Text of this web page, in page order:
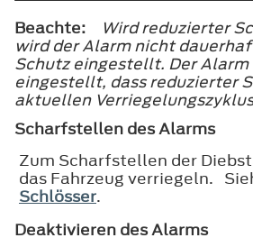
Beachte:
Wird reduzierter
wird der Alarm nicht
Schutz eingestellt. Der Alarm
eingestellt, dass reduzierter
aktuellen
Scharfstellen des Alarms
Zum Scharfstellen der
das Fahrzeug verriegeln.
Schlösser.
Deaktivieren des Alarms